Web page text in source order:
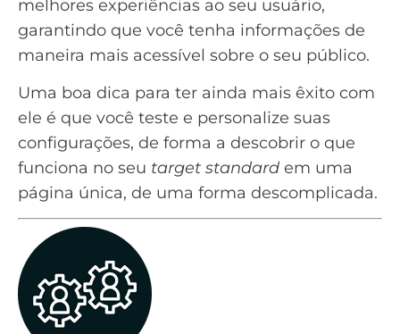
melhores experiências ao seu usuário,
garantindo que você tenha informações de
maneira mais acessível sobre o seu público.
Uma boa dica para ter ainda mais êxito com
ele é que você teste e personalize suas
configurações, de forma a descobrir o que
funciona no seu target standard em uma
página única, de uma forma descomplicada.